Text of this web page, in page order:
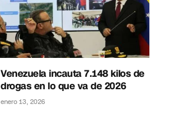
Venezuela incauta 7.148 kilos de
drogas en lo que va de 2026
enero 13, 2026